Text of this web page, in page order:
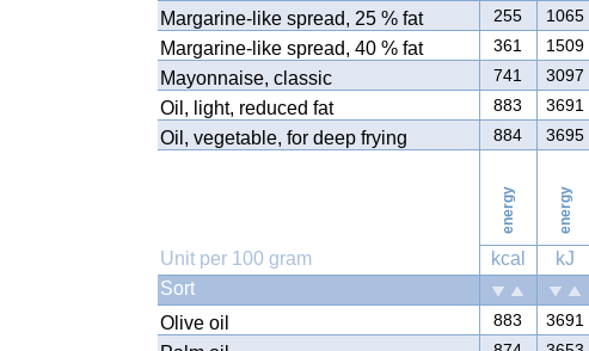
Margarine-like spread, 25 % fat 255 1065
Margarine-like spread, 40 % fat 361 1509
Mayonnaise, classic 741 3097
Oil, light, reduced fat 883 3691
Oil, vegetable, for deep frying 884 3695
energy energy
Unit per 100 gram kcal kJ
Sort
Olive oil
883 3691